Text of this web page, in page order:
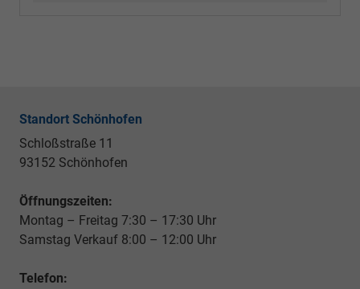
Standort Schönhofen
Schloßstraße 11
93152 Schönhofen
Öffnungszeiten:
Montag – Freitag 7:30 – 17:30 Uhr
Samstag Verkauf 8:00 – 12:00 Uhr
Telefon: